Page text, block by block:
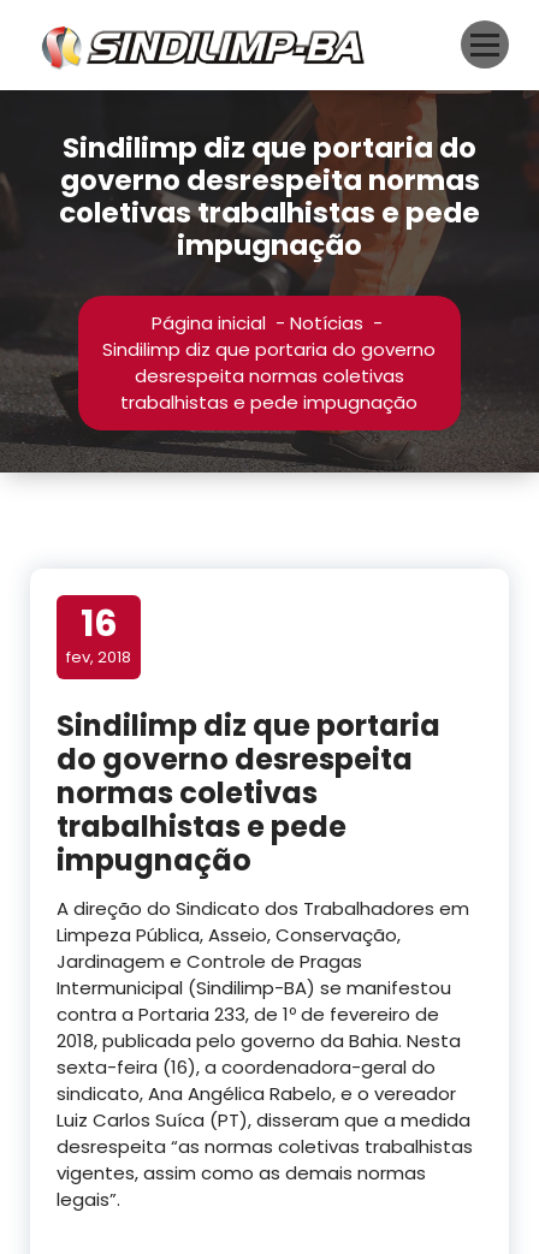
conteúdo
Sindilimp diz que portaria do
governo desrespeita normas
coletivas trabalhistas e pede
impugnação
Página inicial- Notícias -
Sindilimp diz que portaria do governo
desrespeita normas coletivas
trabalhistas e pede impugnação
16
fev, 2018
Sindilimp diz que portaria
do governo desrespeita
normas coletivas
trabalhistas e pede
impugnação
A direção do Sindicato dos Trabalhadores em
Limpeza Pública, Asseio, Conservação,
Jardinagem e Controle de Pragas
Intermunicipal (Sindilimp-BA) se manifestou
contra a Portaria 233, de 1º de fevereiro de
2018, publicada pelo governo da Bahia. Nesta
sexta-feira (16), a coordenadora-geral do
sindicato, Ana Angélica Rabelo, e o vereador
Luiz Carlos Suíca (PT), disseram que a medida
desrespeita “as normas coletivas trabalhistas
vigentes, assim como as demais normas
legais”.